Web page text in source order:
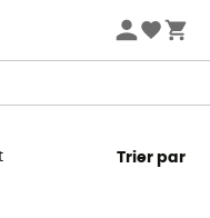
code Summer5
Trier par